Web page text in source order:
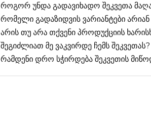
როგორ უნდა გადავიხადო შეკვეთა
რომელი გადაზიდვის ვარიანტები
არის თუ არა თქვენი პროდუქციის
შეგიძლიათ მე ვაკვირდე ჩემს შეკვეთას?
რამდენი დრო სჭირდება შეკვეთის